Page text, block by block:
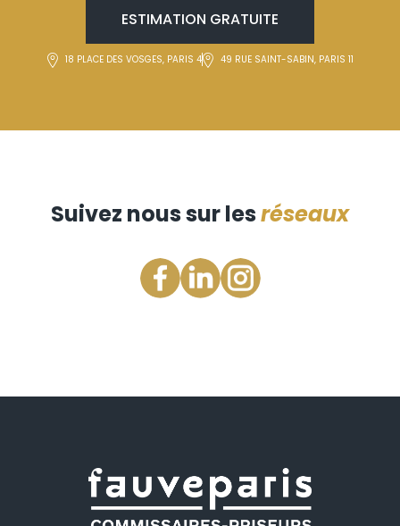
ESTIMATION GRATUITE
18 PLACE DES VOSGES, PARIS 4 49 RUE SAINT-SABIN, PARIS 11
Suivez nous sur lesréseaux